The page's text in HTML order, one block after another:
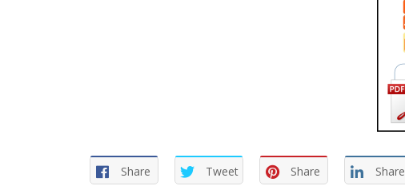
Share Tweet Share Share